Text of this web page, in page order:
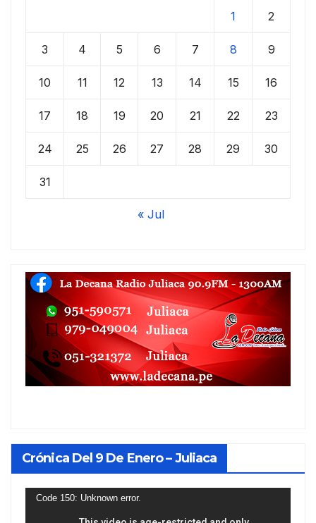
1 2
3 4 5 6 7 8 9
10 11 12 13 14 15 16
17 18 19 20 21 22 23
24 25 26 27 28 29 30
31
« Jul
Crónica Del 9 De Enero – Juliaca
Reproductor
Code 150: Unknown error.